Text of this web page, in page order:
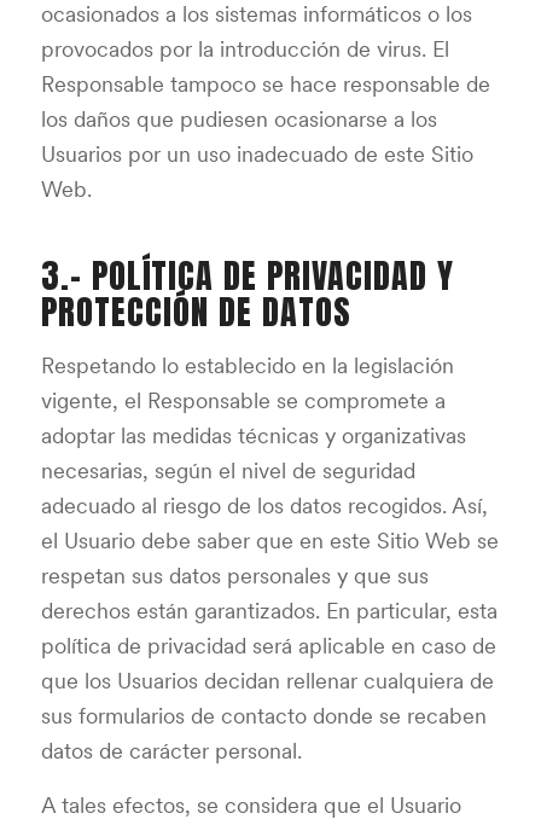
ocasionados a los sistemas informáticos o los
provocados por la introducción de virus. El
Responsable tampoco se hace responsable de
los daños que pudiesen ocasionarse a los
Usuarios por un uso inadecuado de este Sitio
Web.
3.- POLÍTICA DE PRIVACIDAD Y
PROTECCIÓN DE DATOS
Respetando lo establecido en la legislación
vigente, el Responsable se compromete a
adoptar las medidas técnicas y organizativas
necesarias, según el nivel de seguridad
adecuado al riesgo de los datos recogidos. Así,
el Usuario debe saber que en este Sitio Web se
respetan sus datos personales y que sus
derechos están garantizados. En particular, esta
política de privacidad será aplicable en caso de
que los Usuarios decidan rellenar cualquiera de
sus formularios de contacto donde se recaben
datos de carácter personal.
A tales efectos, se considera que el Usuario